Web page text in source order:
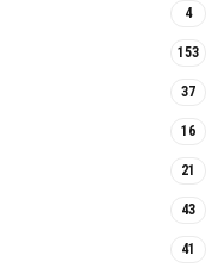
4
153
37
16
21
43
41